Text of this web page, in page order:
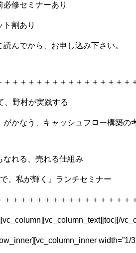
修セミナーあり
ト割あり
んでから、お申し込み下さい。
＋＋＋＋＋＋＋＋＋＋＋＋＋＋＋＋
、野村が実践する
がかなう、キャッシュフロー構築の
なれる、売れる仕組み
、私が輝く』ランチセミナー
＋＋＋＋＋＋＋＋＋＋＋＋＋＋＋＋
width=”1/